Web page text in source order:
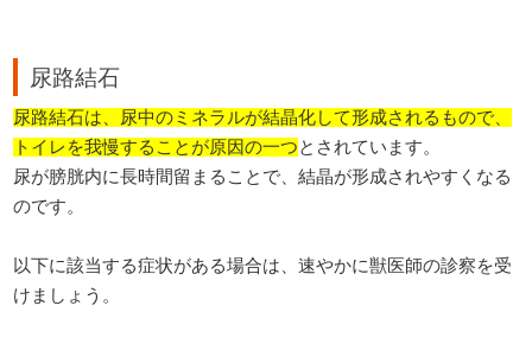
尿路結石
尿路結石は、尿中のミネラルが結晶化して形成されるもので、
トイレを我慢することが原因の一つとされています。
尿が膀胱内に長時間留まることで、結晶が形成されやすくなる
のです。
以下に該当する症状がある場合は、速やかに獣医師の診察を受
けましょう。